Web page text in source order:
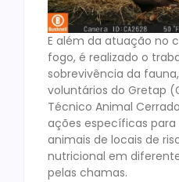
E além da atuação no
fogo, é realizado o
sobrevivência da
voluntários do Gretap
Técnico Animal
ações específicas
animais de locais de
nutricional em
pelas chamas.